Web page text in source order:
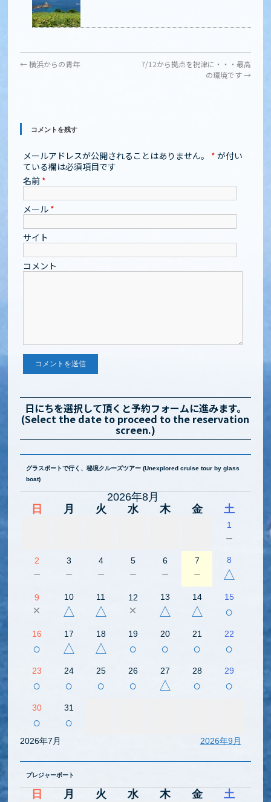
←横浜からの青年
7/12から拠点を祝津に・・・最高
の環境です→
コメントを残す
メールアドレスが公開されることはありません。 * が付い
ている欄は必須項目です
名前 *
メール *
サイト
コメント
日にちを選択して頂くと予約フォームに進みます。
(Select the date to proceed to the reservation
screen.)
グラスボートで行く、秘境クルーズツアー (Unexplored cruise tour by glass
boat)
2026年8月
日
月 火 水 木 金 土
1
－
2
－
3
－
4
－
5
－
6
－
7
－
8
△
9
×
10
△
11
△
12
×
13
△
14
△
15
○
16
○
17
△
18
△
19
○
20
○
21
○
22
○
23
○
24
○
25
○
26
○
27
△
28
○
29
○
30
○
31
○
2026年7月 2026年9月
プレジャーボート
日 月 火 水 木 金 土